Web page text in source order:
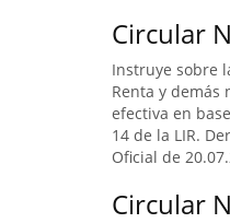
Circular
Instruye sobre
Renta y demás
efectiva en
14 de la LIR.
Oficial de
Circular